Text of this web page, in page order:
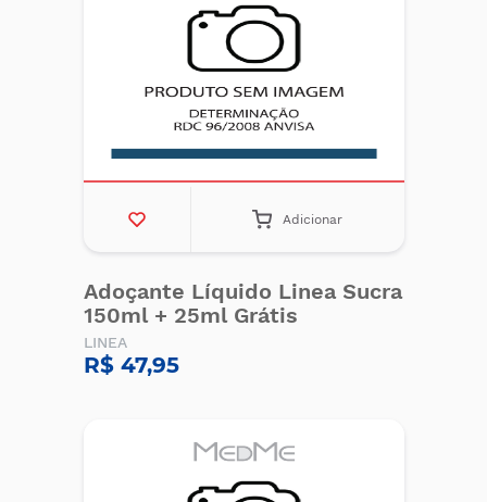
Adicionar
Adoçante Líquido Linea Sucra
150ml + 25ml Grátis
LINEA
R$ 47,95